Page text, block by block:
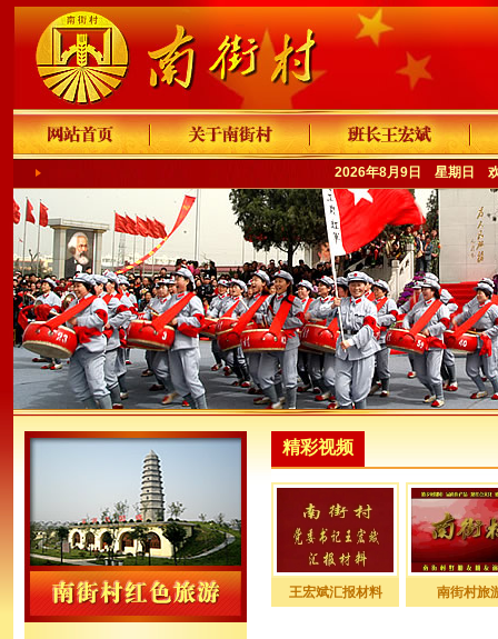
2026年8月9日 星期日
精彩视频
王宏斌汇报材料 南街村旅